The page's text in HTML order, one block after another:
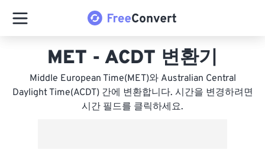
MET - ACDT 변환기
Middle European Time(MET)와 Australian Central
Daylight Time(ACDT) 간에 변환합니다. 시간을 변경하려면
시간 필드를 클릭하세요.